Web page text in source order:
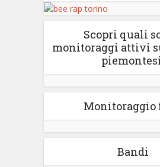
Scopri quali
monitoraggi attivi
Bandi